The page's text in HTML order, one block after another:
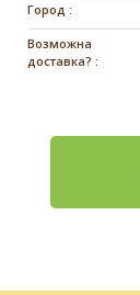
Город :
Возможна
доставка? :